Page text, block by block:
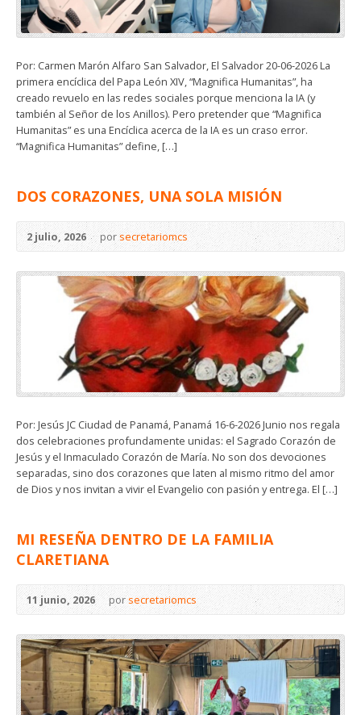
Por: Carmen Marón Alfaro San Salvador, El Salvador 20-06-2026 La
primera encíclica del Papa León XIV, “Magnifica Humanitas”, ha
creado revuelo en las redes sociales porque menciona la IA (y
también al Señor de los Anillos). Pero pretender que “Magnifica
Humanitas” es una Encíclica acerca de la IA es un craso error.
“Magnifica Humanitas” define, […]
DOS CORAZONES, UNA SOLA MISIÓN
2 julio, 2026 porsecretariomcs
Por: Jesús JC Ciudad de Panamá, Panamá 16-6-2026 Junio nos regala
dos celebraciones profundamente unidas: el Sagrado Corazón de
Jesús y el Inmaculado Corazón de María. No son dos devociones
separadas, sino dos corazones que laten al mismo ritmo del amor
de Dios y nos invitan a vivir el Evangelio con pasión y entrega. El […]
MI RESEÑA DENTRO DE LA FAMILIA
CLARETIANA
11 junio, 2026 porsecretariomcs